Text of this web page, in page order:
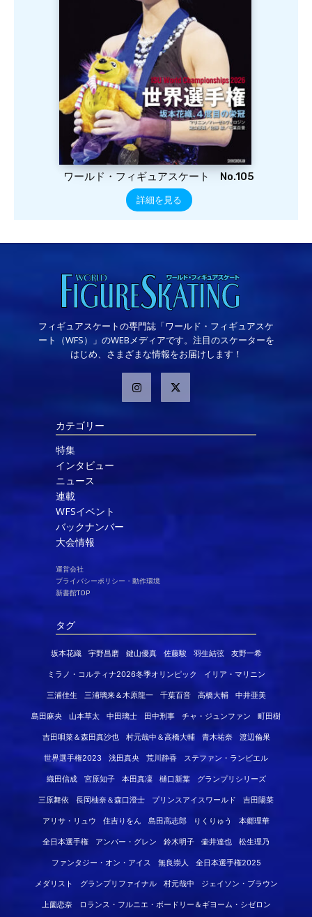
ワールド・フィギュアスケート No.105
詳細を見る
フィギュアスケートの専門誌「ワールド・フィギュアスケ
ート（WFS）」のWEBメディアです。注目のスケーターを
はじめ、さまざまな情報をお届けします！
カテゴリー
特集
インタビュー
ニュース
連載
WFSイベント
バックナンバー
大会情報
運営会社
プライバシーポリシー・動作環境
新書館TOP
タグ
坂本花織 宇野昌磨 鍵山優真 佐藤駿 羽生結弦 友野一希
ミラノ・コルティナ2026冬季オリンピック イリア・マリニン
三浦佳生 三浦璃来＆木原龍一 千葉百音 高橋大輔 中井亜美
島田麻央 山本草太 中田璃士 田中刑事 チャ・ジュンファン 町田樹
吉田唄菜＆森田真沙也 村元哉中＆高橋大輔 青木祐奈 渡辺倫果
世界選手権2023 浅田真央 荒川静香 ステファン・ランビエル
織田信成 宮原知子 本田真凜 樋口新葉 グランプリシリーズ
三原舞依 長岡柚奈＆森口澄士 プリンスアイスワールド 吉田陽菜
アリサ・リュウ 住吉りをん 島田高志郎 りくりゅう 本郷理華
全日本選手権 アンバー・グレン 鈴木明子 壷井達也 松生理乃
ファンタジー・オン・アイス 無良崇人 全日本選手権2025
メダリスト グランプリファイナル 村元哉中 ジェイソン・ブラウン
上薗恋奈 ロランス・フルニエ・ボードリー＆ギヨーム・シゼロン